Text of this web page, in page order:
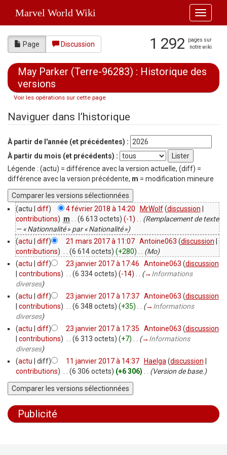
Toggle
Marvel World Wiki
Page Discussion 1 292
pages sur
notre wiki
May Parker (Terre-96283) : Historique des
versions
Voir les opérations sur cette page
Naviguer dans l’historique
À partir de l'année (et précédentes) :
À partir du mois (et précédents) :
Légende : (actu) = différence avec la version actuelle, (diff) =
différence avec la version précédente, m = modification mineure
(actu | diff) 4 février 2018 à 14:20 MrWolf (discussion
contributions) m . . (6 613 octets) (-1) . . (Remplacement de texte
— « Nationnalité » par « Nationalité »)
(actu diff) 21 mars 2017 à 11:07 Antoine063 (discussion
contributions) . . (6 614 octets) (+280) . . (Mo)
(actu diff) 23 janvier 2017 à 17:46 Antoine063 (discussion
contributions) . . (6 334 octets) (-14) . . (→ Informations
diverses)
(actu diff) 23 janvier 2017 à 17:37 Antoine063 (discussion
contributions) . . (6 348 octets) (+35) . . (→ Informations
diverses)
(actu diff) 23 janvier 2017 à 17:35 Antoine063 (discussion
contributions) . . (6 313 octets) (+7) . . (→ Informations
diverses)
(actu | diff) 11 janvier 2017 à 14:37 Haelga (discussion
contributions) . . (6 306 octets) (+6 306) . . (Version de base.)
Publicité